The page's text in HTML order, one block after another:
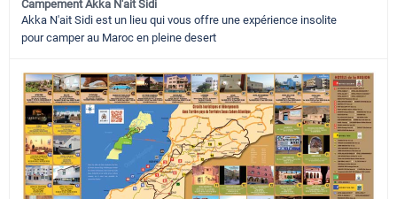
Campement Akka N'ait Sidi
Akka N'ait Sidi est un lieu qui vous offre une expérience insolite
pour camper au Maroc en pleine desert